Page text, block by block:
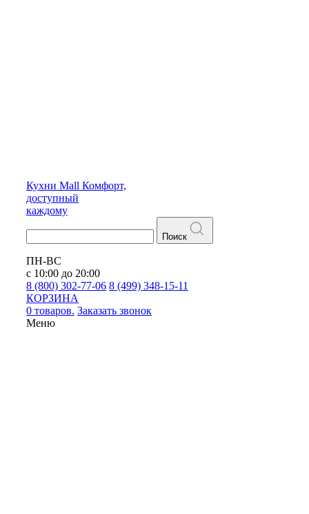
Кухни Mall Комфорт,
доступный
каждому
Поиск
ПН-ВС
с 10:00 до 20:00
8 (800) 302-77-06 8 (499) 348-15-11
КОРЗИНА
0 товаров. Заказать звонок
Меню